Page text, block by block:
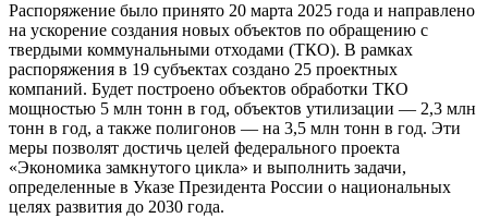
Распоряжение было принято 20 марта 2025 года и направлено
на ускорение создания новых объектов по обращению с
твердыми коммунальными отходами (ТКО). В рамках
распоряжения в 19 субъектах создано 25 проектных
компаний. Будет построено объектов обработки ТКО
мощностью 5 млн тонн в год, объектов утилизации — 2,3 млн
тонн в год, а также полигонов — на 3,5 млн тонн в год. Эти
меры позволят достичь целей федерального проекта
«Экономика замкнутого цикла» и выполнить задачи,
определенные в Указе Президента России о национальных
целях развития до 2030 года.